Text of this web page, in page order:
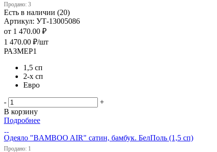
Продано: 3
Есть в наличии (20)
Артикул: УТ-13005086
от 1 470.00 ₽
1 470.00 ₽/шт
РАЗМЕР1
1,5 сп
2-х сп
Евро
-
+
В корзину
Подробнее
Одеяло "BAMBOO AIR" сатин, бамбук. БелПоль (1,5 сп)
Продано: 1